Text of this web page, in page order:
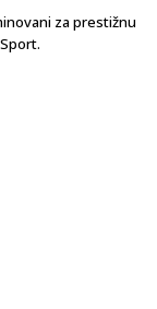
za prestižnu